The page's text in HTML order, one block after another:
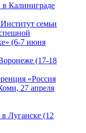
в Калиниграде
семьи
(6-7 июня
(17-18
«Россия
27 апреля
Луганске (12